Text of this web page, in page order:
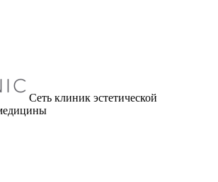
Сеть клиник эстетической